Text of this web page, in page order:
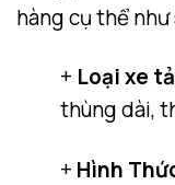
hàng cụ thể như
+ Loại xe
thùng dài,
+ Hình